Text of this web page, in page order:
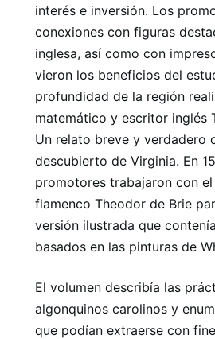
interés e inversión. Los
conexiones con figuras
inglesa, así como con
vieron los beneficios del
profundidad de la región
matemático y escritor inglés
Un relato breve y verdadero
descubierto de Virginia. En
promotores trabajaron con
flamenco Theodor de Brie
versión ilustrada que
basados ​​en las pinturas de
El volumen describía las
algonquinos carolinos y
que podían extraerse con